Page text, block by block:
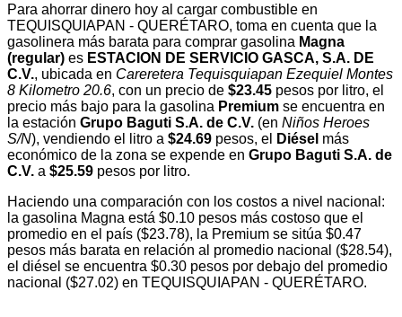
Para ahorrar dinero hoy al cargar combustible en
TEQUISQUIAPAN - QUERÉTARO, toma en cuenta que la
gasolinera más barata para comprar gasolina Magna
(regular) es ESTACION DE SERVICIO GASCA, S.A. DE
C.V., ubicada en Careretera Tequisquiapan Ezequiel Montes
8 Kilometro 20.6, con un precio de $23.45 pesos por litro, el
precio más bajo para la gasolina Premium se encuentra en
la estación Grupo Baguti S.A. de C.V. (en Niños Heroes
S/N), vendiendo el litro a $24.69 pesos, el Diésel más
económico de la zona se expende en Grupo Baguti S.A. de
C.V. a $25.59 pesos por litro.
Haciendo una comparación con los costos a nivel nacional:
la gasolina Magna está $0.10 pesos más costoso que el
promedio en el país ($23.78), la Premium se sitúa $0.47
pesos más barata en relación al promedio nacional ($28.54),
el diésel se encuentra $0.30 pesos por debajo del promedio
nacional ($27.02) en TEQUISQUIAPAN - QUERÉTARO.